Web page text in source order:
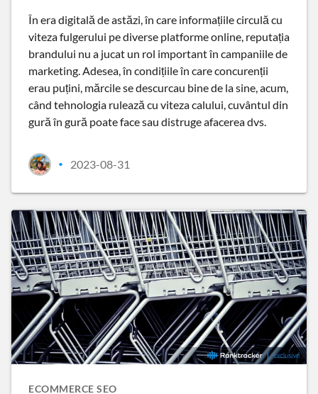
În era digitală de astăzi, în care informațiile circulă cu
viteza fulgerului pe diverse platforme online, reputația
brandului nu a jucat un rol important în campaniile de
marketing. Adesea, în condițiile în care concurenții
erau puțini, mărcile se descurcau bine de la sine, acum,
când tehnologia rulează cu viteza calului, cuvântul din
gură în gură poate face sau distruge afacerea dvs.
• 2023-08-31
ECOMMERCE SEO